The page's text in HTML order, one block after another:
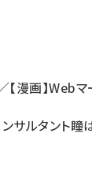
【漫画】Web
サルタント瞳